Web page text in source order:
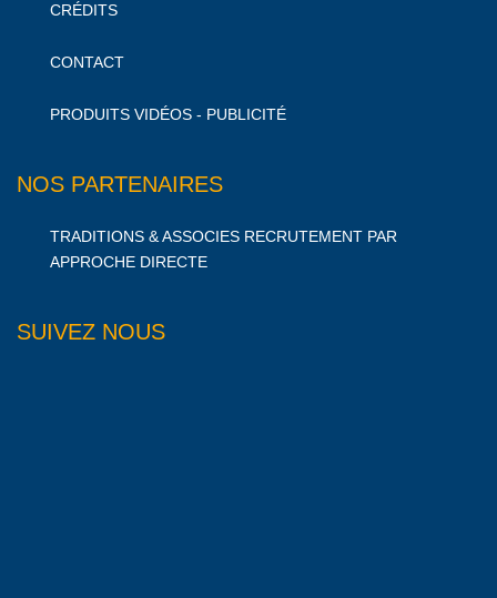
CRÉDITS
CONTACT
PRODUITS VIDÉOS - PUBLICITÉ
NOS PARTENAIRES
TRADITIONS & ASSOCIES RECRUTEMENT PAR
APPROCHE DIRECTE
SUIVEZ NOUS